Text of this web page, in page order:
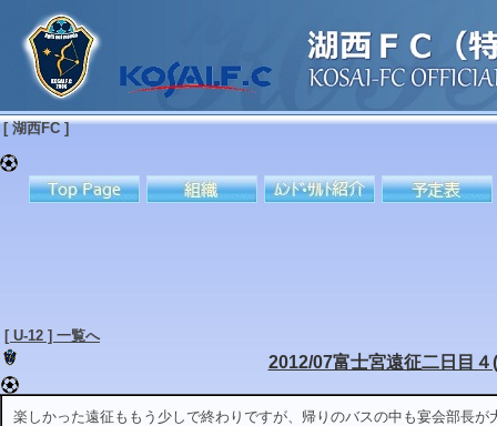
[ 湖西FC ]
[ U-12 ] 一覧へ
2012/07富士宮遠征二日目４
楽しかった遠征ももう少しで終わりですが、帰りのバスの中も宴会部長が